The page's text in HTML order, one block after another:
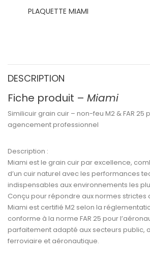
PLAQUETTE MIAMI
DESCRIPTION
Fiche produit – Miami
Similicuir grain cuir – non-feu M2 & FAR 25
agencement professionnel
Description :
Miami est le grain cuir par excellence,
d’un cuir naturel avec les performances
indispensables aux environnements les
Conçu pour répondre auxnormes strictes
Miami est certifié M2 selon la
conforme à la norme FAR 25 pour
parfaitement adapté aux secteurs public,
ferroviaire et aéronautique.